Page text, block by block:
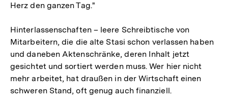
Herz den ganzen Tag."
Hinterlassenschaften – leere Schreibtische von
Mitarbeitern, die die alte Stasi schon verlassen haben
und daneben Aktenschränke, deren Inhalt jetzt
gesichtet und sortiert werden muss. Wer hier nicht
mehr arbeitet, hat draußen in der Wirtschaft einen
schweren Stand, oft genug auch finanziell.